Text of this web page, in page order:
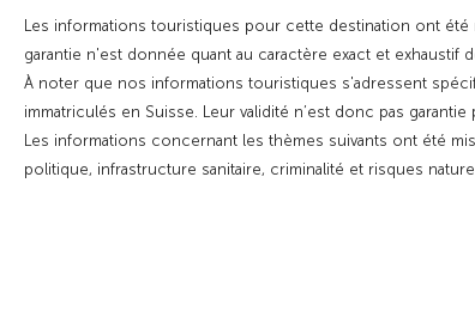
Les informations touristiques pour cette destination ont
garantie n'est donnée quant au caractère exact et exhaustif
À noter que nos informations touristiques s'adressent
immatriculés en Suisse. Leur validité n’est donc pas garantie
Les informations concernant les thèmes suivants ont été
politique, infrastructure sanitaire, criminalité et risques